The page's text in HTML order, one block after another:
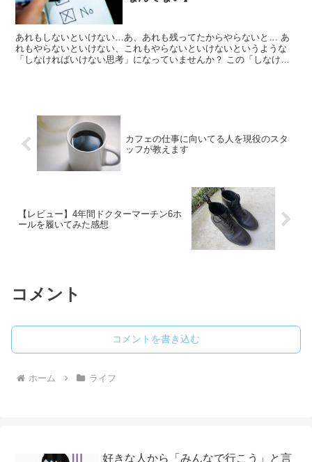
あれもしないといけない…あ、あれも残ってたからやらないと… あ
れもやらないといけない、これもやらないといけないというような
「しなければいけない思考」になっていませんか？ この「しなけれ
カフェの仕事に向いてる人を現役のスタ
ッフが教えます
【レビュー】4年間ドクターマーチン6ホ
ールを履いてみた感想
コメント
コメントを書き込む
ホーム ライフ
好きな人から「みんなで行こう」と言